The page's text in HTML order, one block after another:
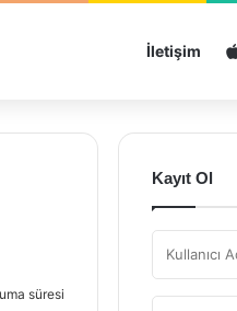
İletişim
süresi
Kayıt Ol